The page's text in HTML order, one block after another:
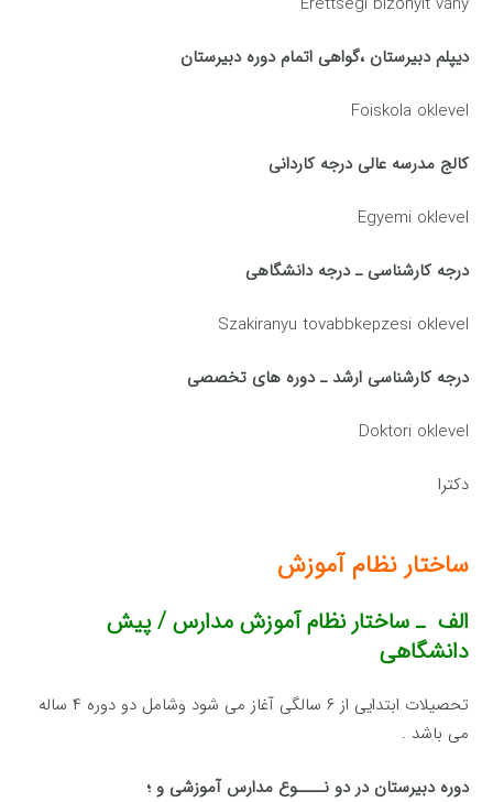
دیپلم دبیرستان ،گواهی اتمام دوره دبیرستان
Foiskola oklevel
کالج مدرسه عالی درجه کاردانی
Egyemi oklevel
درجه کارشناسی ـ درجه دانشگاهی
Szakiranyu tovabbkepzesi oklevel
درجه کارشناسی ارشد ـ دوره های تخصصی
Doktori oklevel
دکترا
ساختار نظام آموزش
الف ـ ساختار نظام آموزش مدارس / پیش
دانشگاهی
تحصیلات ابتدایی از ۶ سالگی آغاز می شود وشامل دو دوره ۴ ساله
می باشد .
دوره دبیرستان در دو نــــوع مدارس آموزشی و ؛